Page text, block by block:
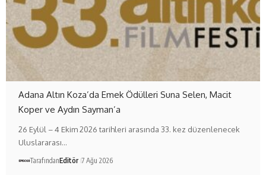
Adana Altın Koza’da Emek Ödülleri Suna Selen, Macit
Koper ve Aydın Sayman’a
26 Eylül – 4 Ekim 2026 tarihleri arasında 33. kez düzenlenecek
Uluslararası…
TarafındanEditör 7 Ağu 2026